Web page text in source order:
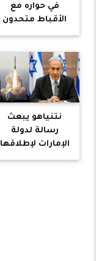
في حواره مع
الأقباط متحدون
يكشف كواليس
المسيح
نتنياهو يبعث
رسالة لدولة
الإمارات لإطلاقها